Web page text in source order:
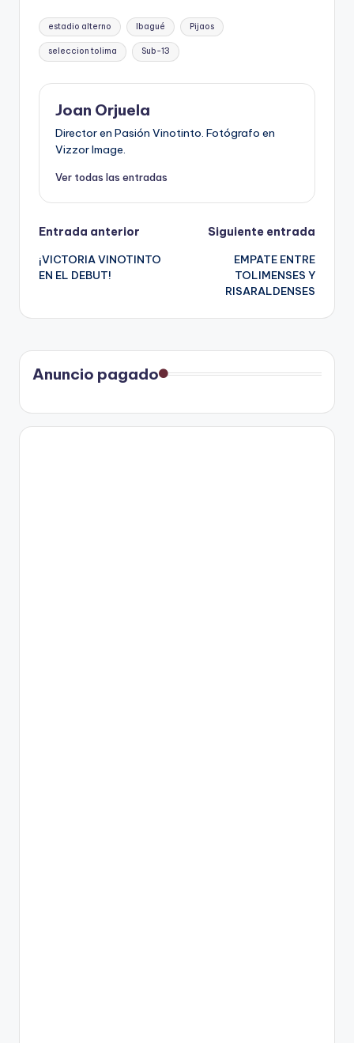
Etiquetas:
estadio alterno Ibagué Pijaos
seleccion tolima Sub-13
Joan Orjuela
Director en Pasión Vinotinto. Fotógrafo en
Vizzor Image.
Ver todas las entradas
Navegación
de
Entrada anterior
¡VICTORIA VINOTINTO
EN EL DEBUT!
Siguiente entrada
EMPATE ENTRE
TOLIMENSES Y
RISARALDENSES
Anuncio pagado